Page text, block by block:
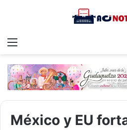
Menu
México y EU